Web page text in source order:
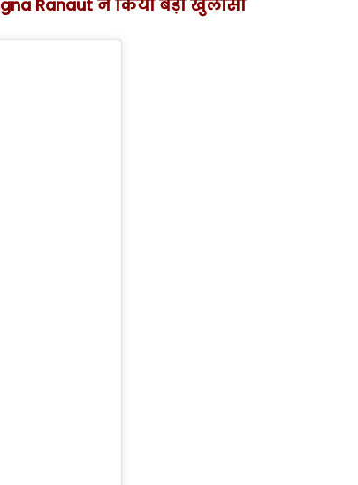
Ranaut ने किया बड़ा खुलासा